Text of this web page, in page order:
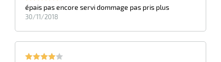
épais pas encore servi dommage pas pris plus
30/11/2018